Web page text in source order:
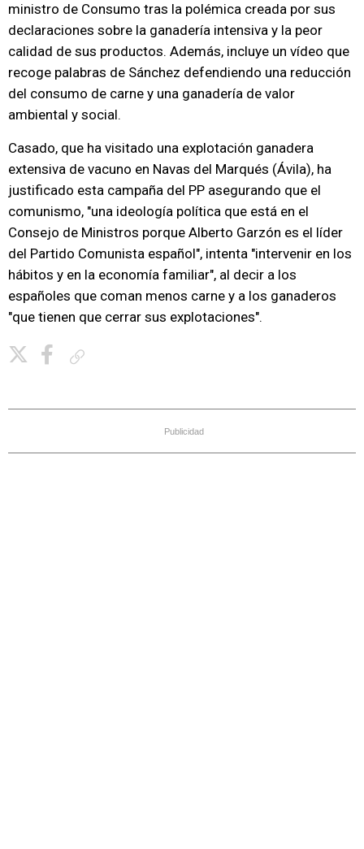
ministro de Consumo tras la polémica creada por sus
declaraciones sobre la ganadería intensiva y la peor
calidad de sus productos. Además, incluye un vídeo que
recoge palabras de Sánchez defendiendo una reducción
del consumo de carne y una ganadería de valor
ambiental y social.
Casado, que ha visitado una explotación ganadera
extensiva de vacuno en Navas del Marqués (Ávila), ha
justificado esta campaña del PP asegurando que el
comunismo, "una ideología política que está en el
Consejo de Ministros porque Alberto Garzón es el líder
del Partido Comunista español", intenta "intervenir en los
hábitos y en la economía familiar", al decir a los
españoles que coman menos carne y a los ganaderos
"que tienen que cerrar sus explotaciones".
Publicidad